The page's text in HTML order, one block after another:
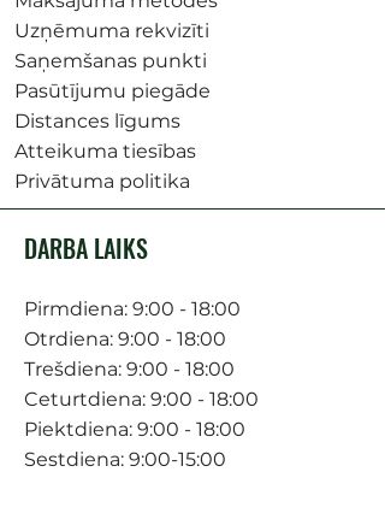
Uzņēmuma rekvizīti
Saņemšanas punkti
Pasūtījumu piegāde
Distances līgums
Atteikuma tiesības
Privātuma politika
DARBA LAIKS
Pirmdiena: 9:00 - 18:00
Otrdiena: 9:00 - 18:00
Trešdiena: 9:00 - 18:00
Ceturtdiena: 9:00 - 18:00
Piektdiena: 9:00 - 18:00
Sestdiena: 9:00-15:00